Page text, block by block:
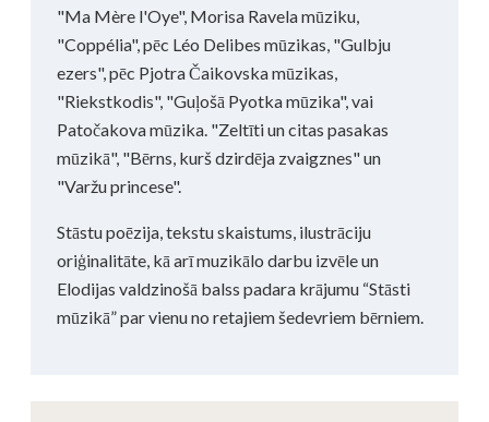
"Ma Mère l'Oye", Morisa Ravela mūziku,
"Coppélia", pēc Léo Delibes mūzikas, "Gulbju
ezers", pēc Pjotra Čaikovska mūzikas,
"Riekstkodis", "Guļošā Pyotka mūzika", vai
Patočakova mūzika. "Zeltīti un citas pasakas
mūzikā", "Bērns, kurš dzirdēja zvaigznes" un
"Varžu princese".
Stāstu poēzija, tekstu skaistums, ilustrāciju
oriģinalitāte, kā arī muzikālo darbu izvēle un
Elodijas valdzinošā balss padara krājumu “Stāsti
mūzikā” par vienu no retajiem šedevriem bērniem.